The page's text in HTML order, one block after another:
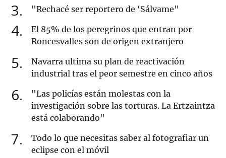
3 "Rechacé ser reportero de ‘Sálvame"
4
El 85% de los peregrinos que entran por
Roncesvalles son de origen extranjero
5
Navarra ultima su plan de reactivación
industrial tras el peor semestre en cinco años
6
"Las policías están molestas con la
investigación sobre las torturas. La Ertzaintza
está colaborando"
7
Todo lo que necesitas saber al fotografiar un
eclipse con el móvil